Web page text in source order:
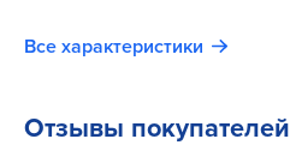
Все характеристики
Отзывы покупателей